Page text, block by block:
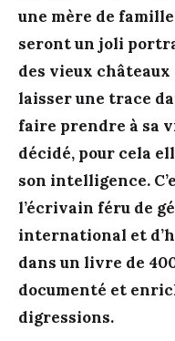
une mère de
seront un joli
des vieux
laisser une trace
faire prendre à sa
décidé, pour cela
son intelligence.
l’écrivain féru de
international et
dans un livre de
documenté et
digressions.